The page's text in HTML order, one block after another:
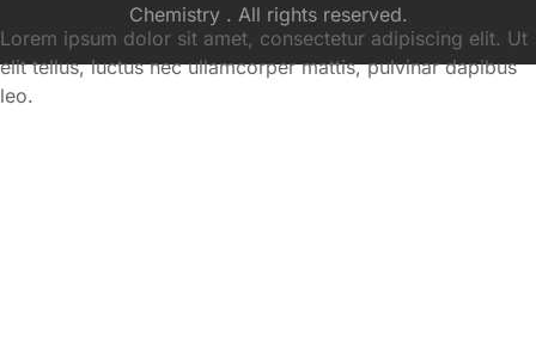
Chemistry . All rights reserved.
Lorem ipsum dolor sit amet, consectetur adipiscing elit. Ut
elit tellus, luctus nec ullamcorper mattis, pulvinar dapibus
leo.